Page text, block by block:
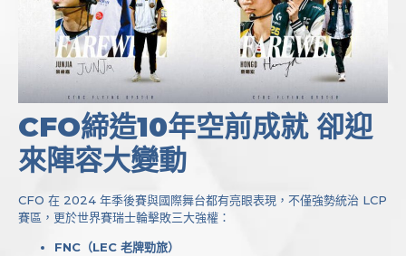
CFO締造10年空前成就 卻迎
來陣容大變動
CFO 在 2024 年季後賽與國際舞台都有亮眼表現，不僅強勢統治 LCP
賽區，更於世界賽瑞士輪擊敗三大強權：
FNC（LEC 老牌勁旅）